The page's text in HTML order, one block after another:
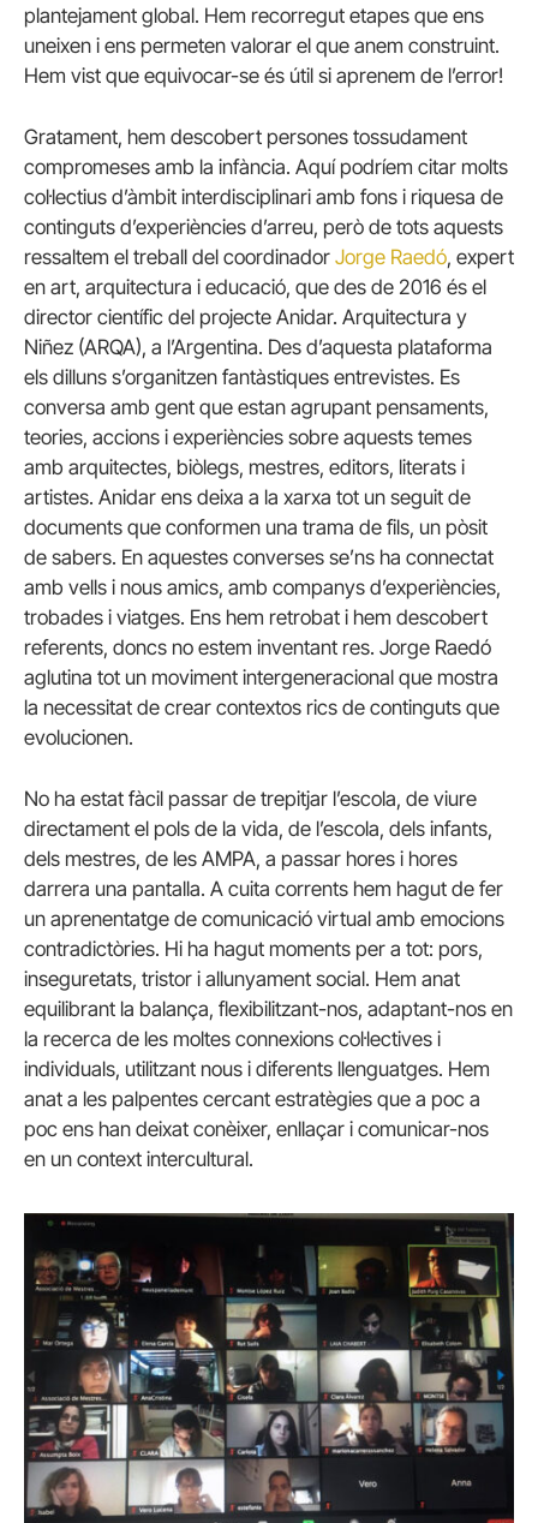
plantejament global. Hem recorregut etapes que ens
uneixen i ens permeten valorar el que anem construint.
Hem vist que equivocar-se és útil si aprenem de l’error!
Gratament, hem descobert persones tossudament
compromeses amb la infància. Aquí podríem citar molts
col·lectius d’àmbit interdisciplinari amb fons i riquesa de
continguts d’experiències d’arreu, però de tots aquests
ressaltem el treball del coordinador Jorge Raedó, expert
en art, arquitectura i educació, que des de 2016 és el
director científic del projecte Anidar. Arquitectura y
Niñez (ARQA), a l’Argentina. Des d’aquesta plataforma
els dilluns s’organitzen fantàstiques entrevistes. Es
conversa amb gent que estan agrupant pensaments,
teories, accions i experiències sobre aquests temes
amb arquitectes, biòlegs, mestres, editors, literats i
artistes. Anidar ens deixa a la xarxa tot un seguit de
documents que conformen una trama de fils, un pòsit
de sabers. En aquestes converses se’ns ha connectat
amb vells i nous amics, amb companys d’experiències,
trobades i viatges. Ens hem retrobat i hem descobert
referents, doncs no estem inventant res. Jorge Raedó
aglutina tot un moviment intergeneracional que mostra
la necessitat de crear contextos rics de continguts que
evolucionen.
No ha estat fàcil passar de trepitjar l’escola, de viure
directament el pols de la vida, de l’escola, dels infants,
dels mestres, de les AMPA, a passar hores i hores
darrera una pantalla. A cuita corrents hem hagut de fer
un aprenentatge de comunicació virtual amb emocions
contradictòries. Hi ha hagut moments per a tot: pors,
inseguretats, tristor i allunyament social. Hem anat
equilibrant la balança, flexibilitzant-nos, adaptant-nos en
la recerca de les moltes connexions col·lectives i
individuals, utilitzant nous i diferents llenguatges. Hem
anat a les palpentes cercant estratègies que a poc a
poc ens han deixat conèixer, enllaçar i comunicar-nos
en un context intercultural.